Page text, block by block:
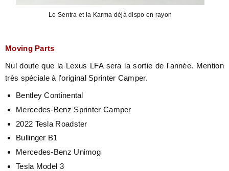
Le Sentra et la Karma déjà dispo en rayon
Moving Parts
Nul doute que la Lexus LFA sera la sortie de l'année. Mention
très spéciale à l'original Sprinter Camper.
Bentley Continental
Mercedes-Benz Sprinter Camper
2022 Tesla Roadster
Bullinger B1
Mercedes-Benz Unimog
Tesla Model 3